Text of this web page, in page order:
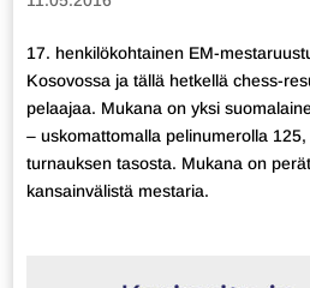
17. henkilökohtainen EM-
Kosovossa ja tällä hetkellä chess-
pelaajaa. Mukana on yksi
– uskomattomalla pelinumerolla
turnauksen tasosta. Mukana on
kansainvälistä mestaria.